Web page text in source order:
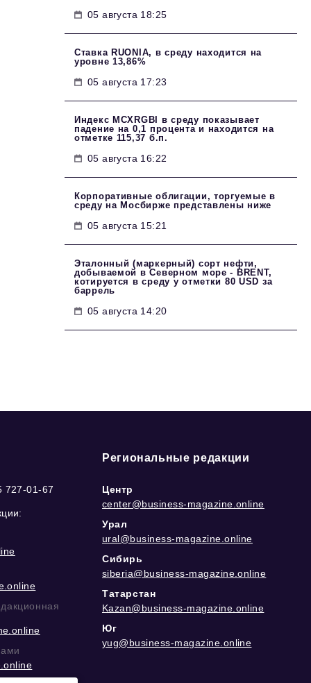
05 августа 18:25
Ставка RUONIA, в среду находится на
уровне 13,86%
05 августа 17:23
Индекс MCXRGBI в среду показывает
падение на 0,1 процента и находится на
отметке 115,37 б.п.
05 августа 16:22
Корпоративные облигации, торгуемые в
среду на Мосбирже представлены ниже
05 августа 15:21
Эталонный (маркерный) сорт нефти,
добываемой в Северном море - BRENT,
котируется в среду у отметки 80 USD за
баррель
05 августа 14:20
727-01-67
Региональные редакции
Центр
center@business-magazine.online
Урал
ural@business-magazine.online
Сибирь
siberia@business-magazine.online
Татарстан
Kazan@business-magazine.online
Юг
yug@business-magazine.online